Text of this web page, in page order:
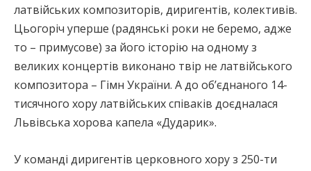
латвійських композиторів, диригентів, колективів.
Цьогоріч уперше (радянські роки не беремо, адже
то – примусове) за його історію на одному з
великих концертів виконано твір не латвійського
композитора – Гімн України. А до об’єднаного 14-
тисячного хору латвійських співаків доєдналася
Львівська хорова капела «Дударик».
У команді диригентів церковного хору з 250-ти